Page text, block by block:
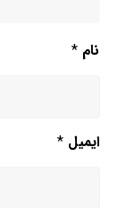
نام *
ایمیل *